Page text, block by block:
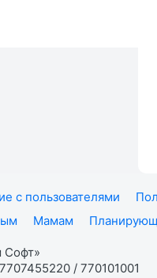
с пользователями
Мамам
/ 770101001